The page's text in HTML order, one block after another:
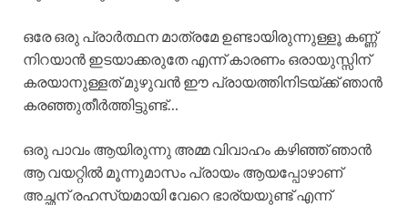
ഒരേ ഒരു പ്രാർത്ഥന മാത്രമേ ഉണ്ടായിരുന്നുള്ളൂ കണ്ണ്
നിറയാൻ ഇടയാക്കരുതേ എന്ന് കാരണം ഒരായുസ്സിന്
കരയാനുള്ളത് മുഴുവൻ ഈ പ്രായത്തിനിടയ്ക്ക് ഞാൻ
കരഞ്ഞുതീർത്തിട്ടുണ്ട്…
ഒരു പാവം ആയിരുന്നു അമ്മ വിവാഹം കഴിഞ്ഞ് ഞാൻ
ആ വയറ്റിൽ മൂന്നുമാസം പ്രായം ആയപ്പോഴാണ്
അച്ഛന് രഹസ്യമായി വേറെ ഭാര്യയുണ്ട് എന്ന്